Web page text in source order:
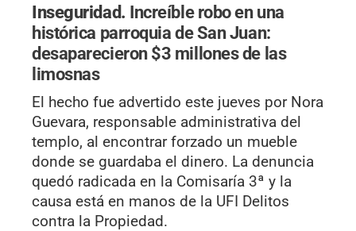
Inseguridad. Increíble robo en una
histórica parroquia de San Juan:
desaparecieron $3 millones de las
limosnas
El hecho fue advertido este jueves por Nora
Guevara, responsable administrativa del
templo, al encontrar forzado un mueble
donde se guardaba el dinero. La denuncia
quedó radicada en la Comisaría 3ª y la
causa está en manos de la UFI Delitos
contra la Propiedad.